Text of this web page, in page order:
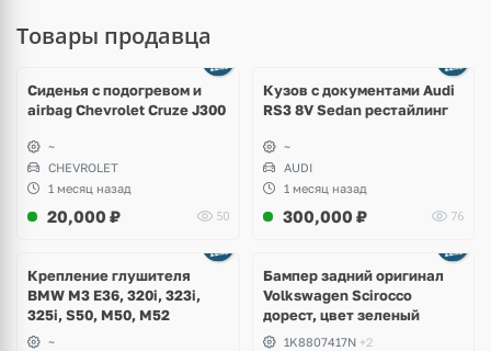
Товары продавца
Сиденья с подогревом и
airbag Chevrolet Cruze J300
~
CHEVROLET
1 месяц назад
20,000 ₽ 50
Кузов с документами Audi
RS3 8V Sedan рестайлинг
~
AUDI
1 месяц назад
300,000 ₽ 76
Крепление глушителя
BMW M3 E36, 320i, 323i,
325i, S50, M50, M52
~
Бампер задний оригинал
Volkswagen Scirocco
дорест, цвет зеленый
1K8807417N +2